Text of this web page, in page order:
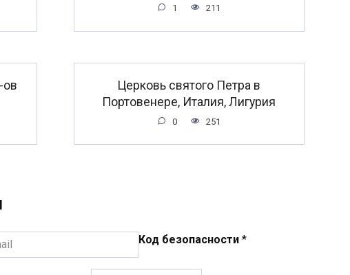
1 211
ов
Церковь святого Петра в
Портовенере, Италия, Лигурия
0 251
Код безопасности *